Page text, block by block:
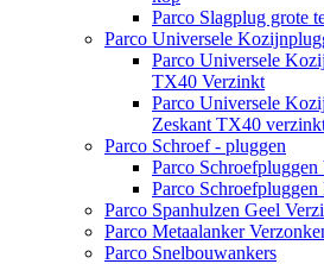
Parco Slagplug grote
Parco Universele
Parco Universele
TX40 Verzinkt
Parco Universele
Zeskant TX40
Parco Schroef - pluggen
Parco
Parco
Parco Spanhulzen Geel
Parco Metaalanker
Parco Snelbouwankers